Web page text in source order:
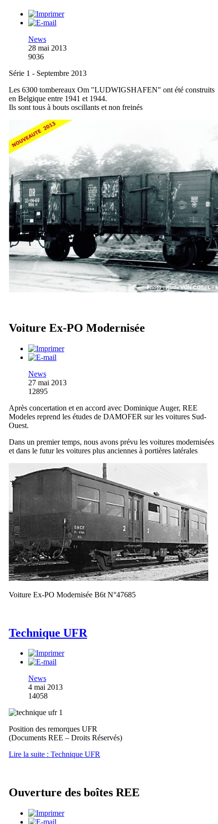
News
28 mai 2013
9036
Série 1 - Septembre 2013
Les 6300 tombereaux Om "LUDWIGSHAFEN" ont été construits
en Belgique entre 1941 et 1944.
Ils sont tous à bouts oscillants et non freinés
Voiture Ex-PO Modernisée
News
27 mai 2013
12895
Après concertation et en accord avec Dominique Auger, REE
Modeles reprend les études de DAMOFER sur les voitures Sud-
Ouest.
Dans un premier temps, nous avons prévu les voitures modernisées
et dans le futur les voitures plus anciennes à portières latérales
Voiture Ex-PO Modernisée B6t N°47685
Technique UFR
News
4 mai 2013
14058
Position des remorques UFR
(Documents REE – Droits Réservés)
Lire la suite : Technique UFR
Ouverture des boîtes REE